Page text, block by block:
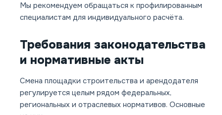
Мы рекомендуем обращаться к профилированным
специалистам для индивидуального расчёта.
Требования законодательства
и нормативные акты
Смена площадки строительства и арендодателя
регулируется целым рядом федеральных,
региональных и отраслевых нормативов. Основные